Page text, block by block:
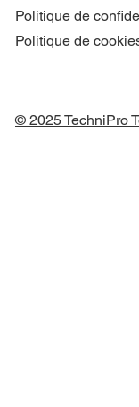
Politique de
Politique de
© 2025 TechniPro